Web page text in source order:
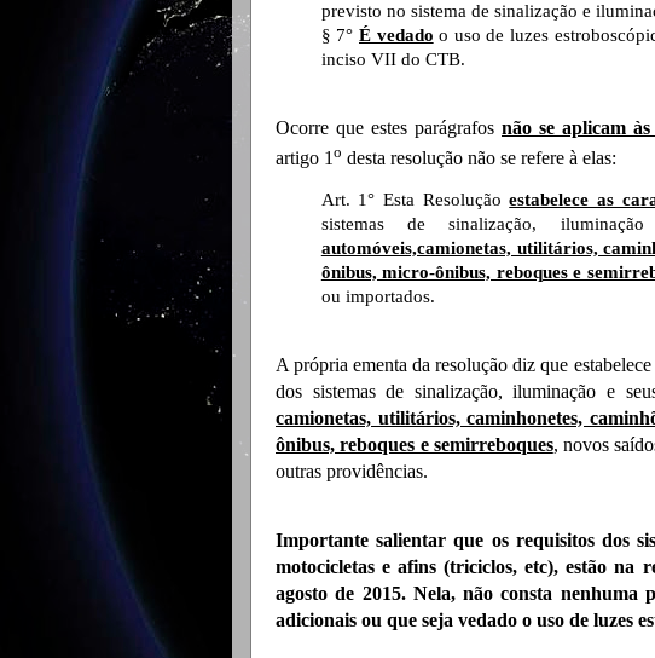
previsto no sistema de sinalização e
§ 7°É vedado o uso de luzes
inciso VII do CTB.
Ocorre que estes parágrafos não se aplicam
artigo 1 o desta resolução não se refere à elas:
Art. 1° Esta Resoluçãoestabelece as
sistemas de sinalização,
automóveis,camionetas, utilitários,
ônibus, micro-ônibus, reboques e
ou importados.
A própria ementa da resolução diz que
dos sistemas de sinalização, iluminação e
camionetas, utilitários, caminhonetes,
ônibus, reboques e semirreboques, novos
outras providências.
Importante salientar que os requisitos dos
motocicletas e afins (triciclos, etc), estão na
agosto de 2015. Nela, não consta nenhuma
adicionais ou que seja vedado o uso de luzes